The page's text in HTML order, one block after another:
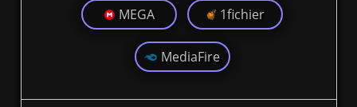
MEGA
1fichier
MediaFire